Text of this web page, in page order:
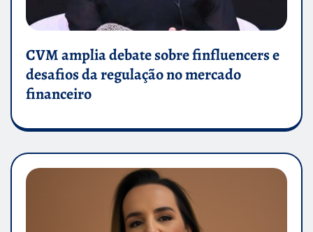
CVM amplia debate sobre finfluencers e
desafios da regulação no mercado
financeiro